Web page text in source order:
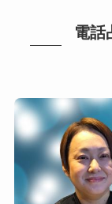
電話